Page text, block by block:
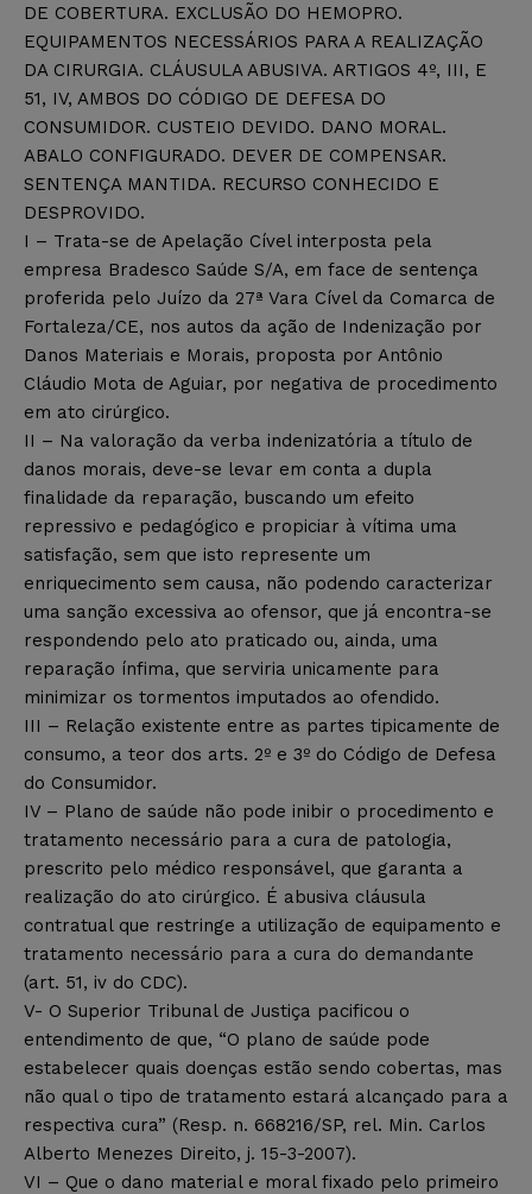
DE COBERTURA. EXCLUSÃO DO HEMOPRO.
EQUIPAMENTOS NECESSÁRIOS PARA A REALIZAÇÃO
DA CIRURGIA. CLÁUSULA ABUSIVA. ARTIGOS 4º, III, E
51, IV, AMBOS DO CÓDIGO DE DEFESA DO
CONSUMIDOR. CUSTEIO DEVIDO. DANO MORAL.
ABALO CONFIGURADO. DEVER DE COMPENSAR.
SENTENÇA MANTIDA. RECURSO CONHECIDO E
DESPROVIDO.
I – Trata-se de Apelação Cível interposta pela
empresa Bradesco Saúde S/A, em face de sentença
proferida pelo Juízo da 27ª Vara Cível da Comarca de
Fortaleza/CE, nos autos da ação de Indenização por
Danos Materiais e Morais, proposta por Antônio
Cláudio Mota de Aguiar, por negativa de procedimento
em ato cirúrgico.
II – Na valoração da verba indenizatória a título de
danos morais, deve-se levar em conta a dupla
finalidade da reparação, buscando um efeito
repressivo e pedagógico e propiciar à vítima uma
satisfação, sem que isto represente um
enriquecimento sem causa, não podendo caracterizar
uma sanção excessiva ao ofensor, que já encontra-se
respondendo pelo ato praticado ou, ainda, uma
reparação ínfima, que serviria unicamente para
minimizar os tormentos imputados ao ofendido.
III – Relação existente entre as partes tipicamente de
consumo, a teor dos arts. 2º e 3º do Código de Defesa
do Consumidor.
IV – Plano de saúde não pode inibir o procedimento e
tratamento necessário para a cura de patologia,
prescrito pelo médico responsável, que garanta a
realização do ato cirúrgico. É abusiva cláusula
contratual que restringe a utilização de equipamento e
tratamento necessário para a cura do demandante
(art. 51, iv do CDC).
V- O Superior Tribunal de Justiça pacificou o
entendimento de que, “O plano de saúde pode
estabelecer quais doenças estão sendo cobertas, mas
não qual o tipo de tratamento estará alcançado para a
respectiva cura” (Resp. n. 668216/SP, rel. Min. Carlos
Alberto Menezes Direito, j. 15-3-2007).
VI – Que o dano material e moral fixado pelo primeiro